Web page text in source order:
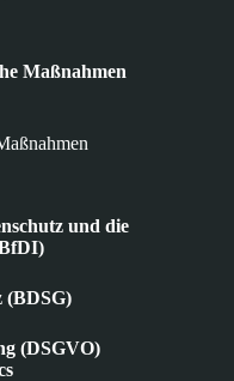
Maßnahmen
und die
(BDSG)
(DSGVO)